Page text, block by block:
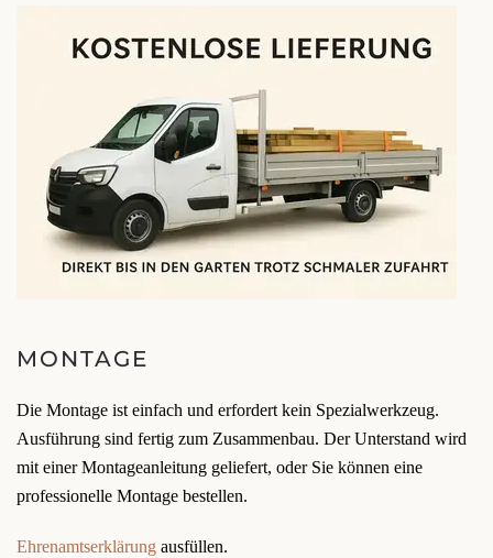
MONTAGE
Die Montage ist einfach und erfordert kein Spezialwerkzeug.
Ausführung sind fertig zum Zusammenbau. Der Unterstand wird
mit einer Montageanleitung geliefert, oder Sie können eine
professionelle Montage bestellen.
Ehrenamtserklärung ausfüllen.